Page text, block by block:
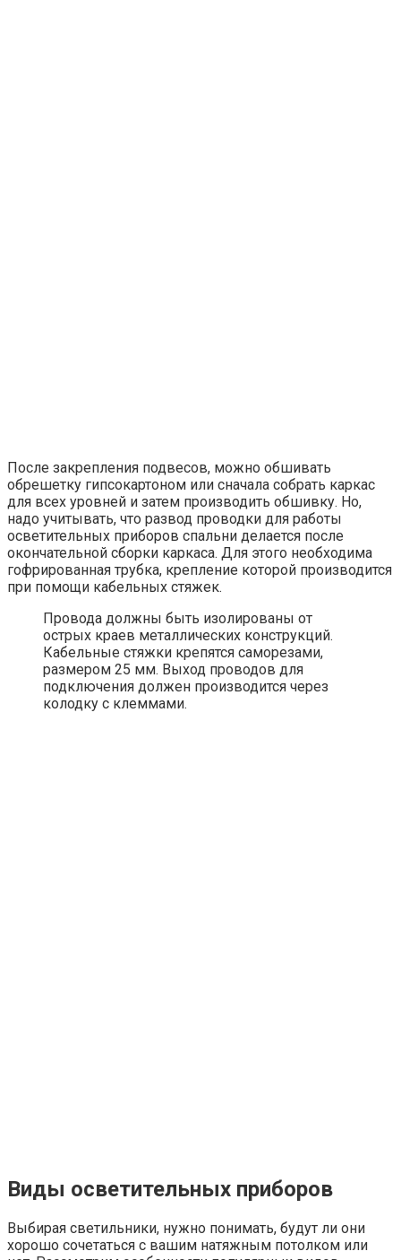
После закрепления подвесов, можно обшивать
обрешетку гипсокартоном или сначала собрать каркас
для всех уровней и затем производить обшивку. Но,
надо учитывать, что развод проводки для работы
осветительных приборов спальни делается после
окончательной сборки каркаса. Для этого необходима
гофрированная трубка, крепление которой производится
при помощи кабельных стяжек.
Провода должны быть изолированы от
острых краев металлических конструкций.
Кабельные стяжки крепятся саморезами,
размером 25 мм. Выход проводов для
подключения должен производится через
колодку с клеммами.
Виды осветительных приборов
Выбирая светильники, нужно понимать, будут ли они
хорошо сочетаться с вашим натяжным потолком или